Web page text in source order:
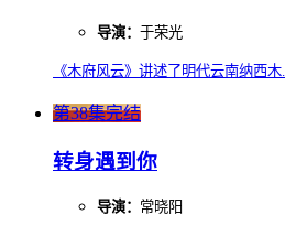
导演： 于荣光
《木府风云》讲述了明代云南纳西木...
第38集完结
转身遇到你
导演： 常晓阳